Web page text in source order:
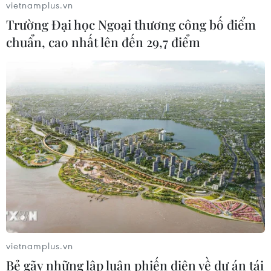
Phó Tổng Biên tập: NGUYỄN THỊ TÁM, KHÚC THANH
THỦY
Sở hữu trí tuệ
Quy định sử dụng
RSS
Hỗ trợ
TTXVN
Dịch vụ tin
Quảng cáo
Liên hệ
vietnamplus.vn
Trường Đại học Ngoại thương công bố điểm
chuẩn, cao nhất lên đến 29,7 điểm
vietnamplus.vn
Bẻ gãy những lập luận phiến diện về dự án tái